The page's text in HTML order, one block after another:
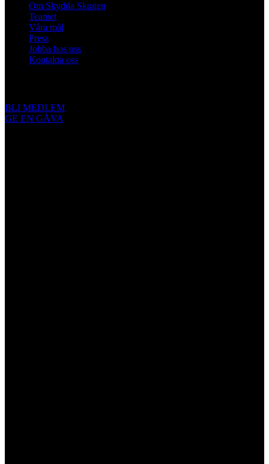
Om Skydda Skogen
Teamet
Våra mål
Press
Jobba hos oss
Kontakta oss
BLI MEDLEM
GE EN GÅVA